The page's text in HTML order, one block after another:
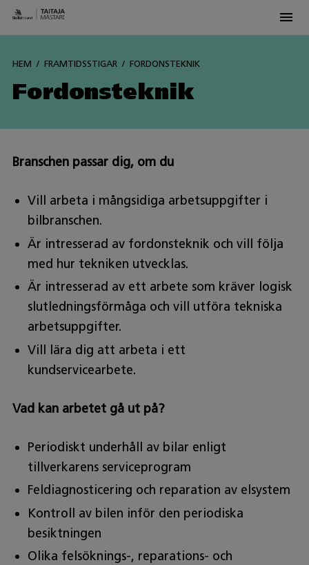
HEM FRAMTIDSSTIGAR FORDONSTEKNIK
Fordonsteknik
Branschen passar dig, om du
Vill arbeta i mångsidiga arbetsuppgifter i
bilbranschen.
Är intresserad av fordonsteknik och vill följa
med hur tekniken utvecklas.
Är intresserad av ett arbete som kräver logisk
slutledningsförmåga och vill utföra tekniska
arbetsuppgifter.
Vill lära dig att arbeta i ett
kundservicearbete.
Vad kan arbetet gå ut på?
Periodiskt underhåll av bilar enligt
tillverkarens serviceprogram
Feldiagnosticering och reparation av elsystem
Kontroll av bilen inför den periodiska
besiktningen
Olika felsöknings-, reparations- och